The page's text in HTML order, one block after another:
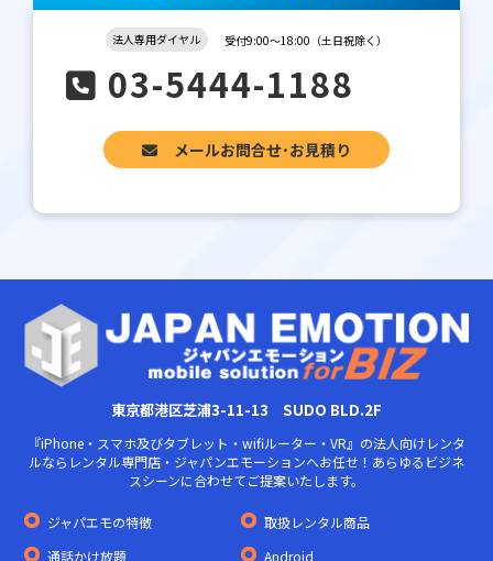
法人専用ダイヤル 受付9:00～18:00（土日祝除く）
03-5444-1188
メールお問合せ･お見積り
東京都港区芝浦3-11-13 SUDO BLD.2F
『iPhone・スマホ及びタブレット・wifiルーター・VR』の法人向けレンタ
ルならレンタル専門店・ジャパンエモーションへお任せ！あらゆるビジネ
スシーンに合わせてご提案いたします。
ジャパエモの特徴
取扱レンタル商品
通話かけ放題
Android